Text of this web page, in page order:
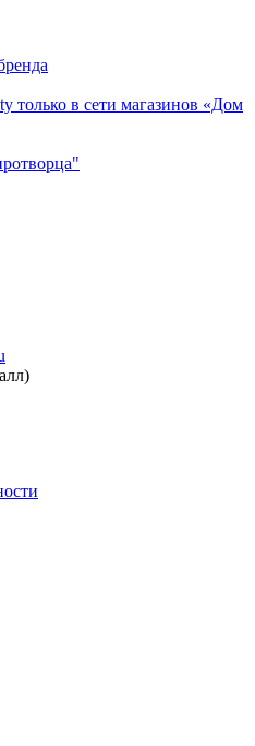
только в сети магазинов «Дом